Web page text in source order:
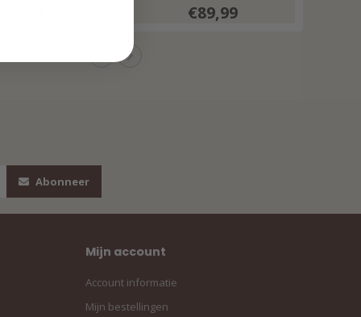
€89,99
Abonneer
Mijn account
Account informatie
Mijn bestellingen